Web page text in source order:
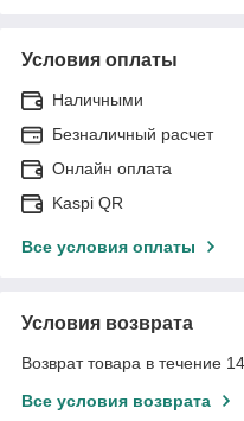
Условия оплаты
Наличными
Безналичный расчет
Онлайн оплата
Kaspi QR
Все условия оплаты
Условия возврата
Возврат товара в течение
Все условия возврата